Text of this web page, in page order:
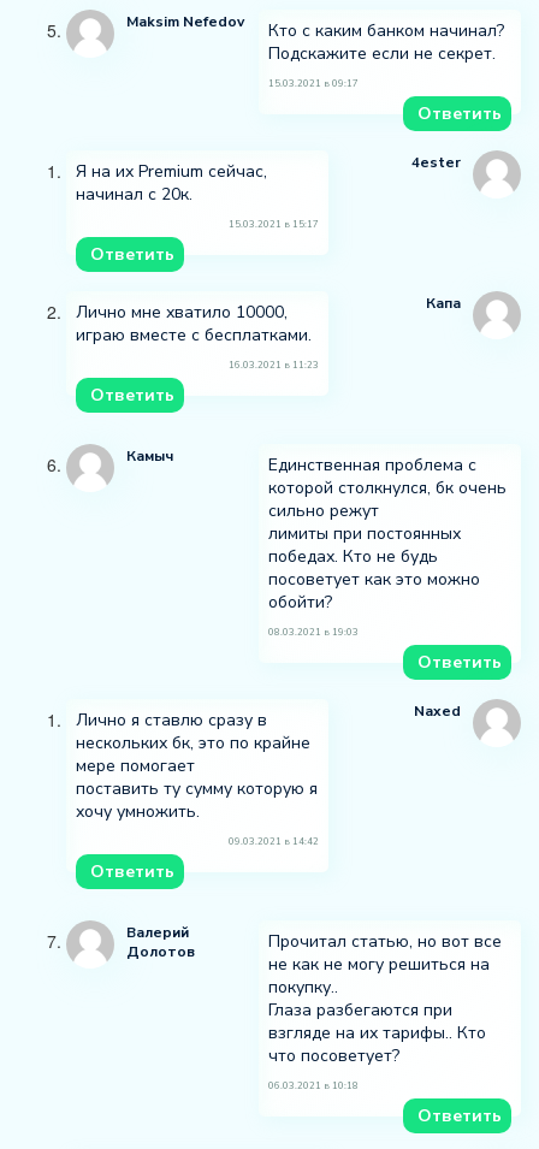
Maksim Nefedov
Кто с каким банком начинал?
Подскажите если не секрет.
15.03.2021 в 09:17
Ответить
4ester
Я на их Premium сейчас,
начинал с 20к.
15.03.2021 в 15:17
Ответить
Капа
Лично мне хватило 10000,
играю вместе с бесплатками.
16.03.2021 в 11:23
Ответить
Камыч
Единственная проблема с
которой столкнулся, бк очень
сильно режут
лимиты при постоянных
победах. Кто не будь
посоветует как это можно
обойти?
08.03.2021 в 19:03
Ответить
Naxed
Лично я ставлю сразу в
нескольких бк, это по крайне
мере помогает
поставить ту сумму которую я
хочу умножить.
09.03.2021 в 14:42
Ответить
Валерий
Долотов
Прочитал статью, но вот все
не как не могу решиться на
покупку..
Глаза разбегаются при
взгляде на их тарифы.. Кто
что посоветует?
06.03.2021 в 10:18
Ответить